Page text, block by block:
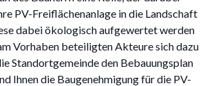
PV-Freiflächenanlage in die Landschaft
dabei ökologisch aufgewertet werden
Vorhaben beteiligten Akteure sich dazu
Standortgemeinde den Bebauungsplan
Ihnen die Baugenehmigung für die PV-